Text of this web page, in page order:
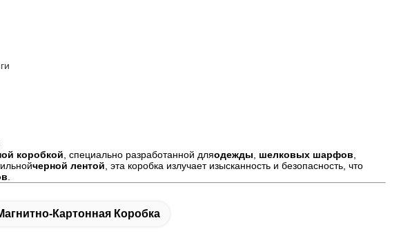
коробкой , специально разработанной дляодежды шелковых шарфов
черной лентой , эта коробка излучает изысканность и безопасность, что
Картонная Коробка